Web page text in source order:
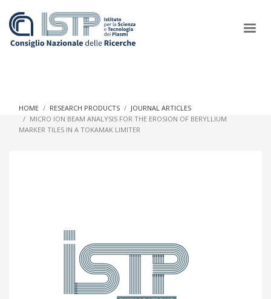
HOME RESEARCH PRODUCTS
JOURNAL ARTICLES
MICRO ION BEAM ANALYSIS FOR THE EROSION OF BERYLLIUM
MARKER TILES IN A TOKAMAK LIMITER